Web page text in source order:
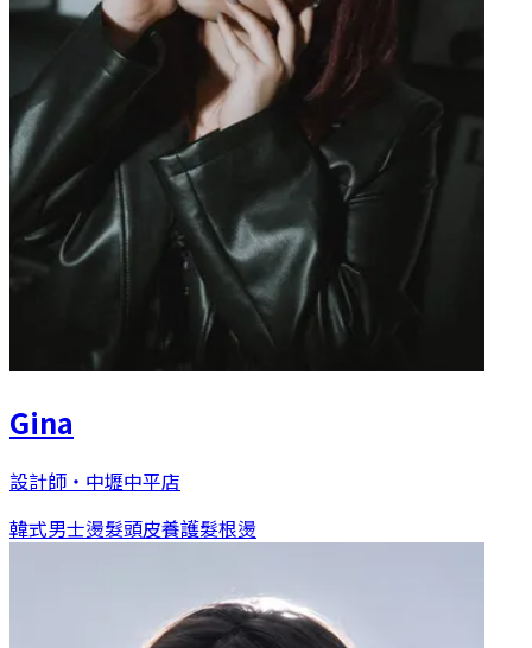
Gina
設計師 ・ 中壢中平店
韓式男士燙髮頭皮養護髮根燙